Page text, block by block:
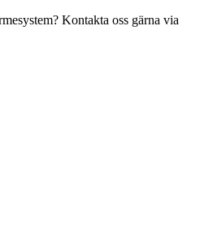
Kontakta oss gärna via